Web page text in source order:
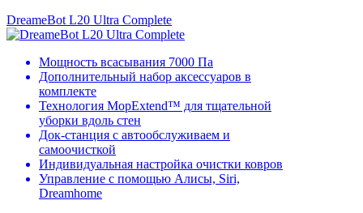
DreameBot L20 Ultra Complete
Мощность всасывания 7000 Па
Дополнительный набор аксессуаров в
комплекте
Технология MopExtend™ для тщательной
уборки вдоль стен
Док-станция с автообслуживаем и
самоочисткой
Индивидуальная настройка очистки ковров
Управление с помощью Алисы, Siri,
Dreamhome